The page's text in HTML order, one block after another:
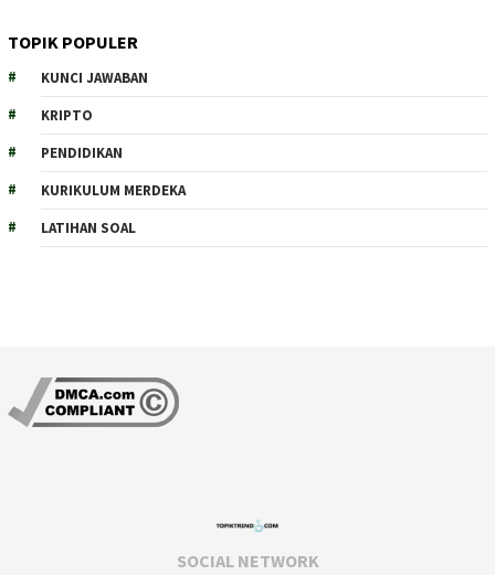
TOPIK POPULER
KUNCI JAWABAN
KRIPTO
PENDIDIKAN
KURIKULUM MERDEKA
LATIHAN SOAL
SOCIAL NETWORK